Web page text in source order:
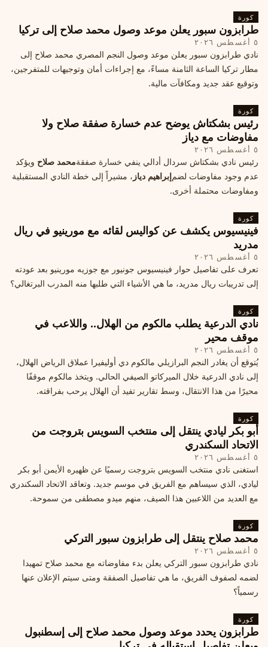
كورة
طرابزون سبور يعلن موعد وصول محمد صلاح إلى تركيا
٥ أغسطس ٢٠٢٦
نادي طرابزون سبور يعلن موعد وصول النجم المصري محمد صلاح إلى
مطار تركيا الساعة الثامنة مساءً، مع إجراءات أمان وتوجيهات للمتفرجين،
وتوقيع عقد جديد ومكافآت مالية.
كورة
رئيس بشكتاش يوضح عدم خسارة صفقة صلاح ولا
مفاوضات مع دياز
٥ أغسطس ٢٠٢٦
رئيس نادي بشكتاش سردال أدالي ينفي خسارة صفقةمحمد صلاح ويؤكد
عدم وجود مفاوضات لضمإبراهيم دياز ، مشيراً إلى خطة النادي المستقبلية
ومفاوضات محتملة أخرى.
كورة
فينيسيوس يكشف عن كواليس لقائه مع مورينيو في ريال
مدريد
٥ أغسطس ٢٠٢٦
تعرف على تفاصيل حوار فينيسيوس جونيور مع جوزيه مورينيو بعد عودته
إلى تدريبات ريال مدريد، ما هي الأشياء التي طلبها منه المدرب البرتغالي؟
كورة
نادي الدرعية يطلب مالكوم من الهلال.. واللاعب في
موقف محير
٥ أغسطس ٢٠٢٦
يُتوقع أن يغادر النجم البرازيلي مالكوم دي أوليفيرا عملاق الرياض الهلال،
إلى نادي الدرعية خلال الميركاتو الصيفي الحالي. ويتخذ مالكوم موقفًا
محيرًا من هذا الانتقال، وسط تقارير تفيد أن الهلال يرحب بفراقته.
كورة
أبو بكر ليادي ينتقل إلى منتخب السويس بتروجت من
الاتحاد السكندري
٥ أغسطس ٢٠٢٦
استغنى نادي منتخب السويس بتروجت رسميًا عن ظهيره الأيمن أبو بكر
ليادي، الذي سيساهم مع الفريق في موسم جديد. وتعاقد الاتحاد السكندري
مع العديد من اللاعبين هذا الصيف، منهم ميدو مصطفى من سموحة.
كورة
محمد صلاح ينتقل إلى طرابزون سبور التركي
٥ أغسطس ٢٠٢٦
نادي طرابزون سبور التركي يعلن بدء مفاوضاته مع محمد صلاح تمهيدا
لضمه لصفوف الفريق، ما هي تفاصيل الصفقة ومتى سيتم الإعلان عنها
رسمياً؟
كورة
طرابزون يحدد موعد وصول محمد صلاح إلى إسطنبول